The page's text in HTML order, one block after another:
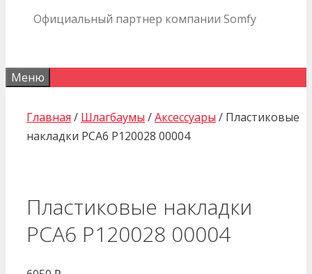
Официальный партнер компании Somfy
Меню
Главная / Шлагбаумы /Аксессуары / Пластиковые
накладки PCA6 P120028 00004
Пластиковые накладки
PCA6 P120028 00004